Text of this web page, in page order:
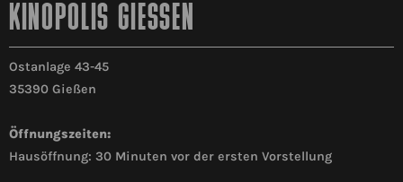
KINOPOLIS GIESSEN
Ostanlage 43-45
35390 Gießen
Öffnungszeiten:
Hausöffnung: 30 Minuten vor der ersten Vorstellung